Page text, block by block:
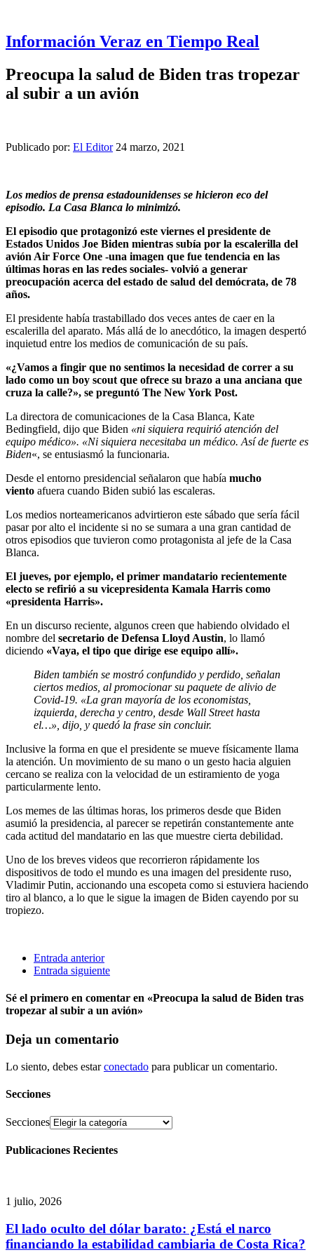
Información Veraz en Tiempo Real
Preocupa la salud de Biden tras tropezar
al subir a un avión
Publicado por: El Editor 24 marzo, 2021
Los medios de prensa estadounidenses se hicieron eco del
episodio. La Casa Blanca lo minimizó.
El episodio que protagonizó este viernes el presidente de
Estados Unidos Joe Biden mientras subía por la escalerilla del
avión Air Force One -una imagen que fue tendencia en las
últimas horas en las redes sociales- volvió a generar
preocupación acerca del estado de salud del demócrata, de 78
años.
El presidente había trastabillado dos veces antes de caer en la
escalerilla del aparato. Más allá de lo anecdótico, la imagen despertó
inquietud entre los medios de comunicación de su país.
«¿Vamos a fingir que no sentimos la necesidad de correr a su
lado como un boy scout que ofrece su brazo a una anciana que
cruza la calle?», se preguntó The New York Post.
La directora de comunicaciones de la Casa Blanca, Kate
Bedingfield, dijo que Biden «ni siquiera requirió atención del
equipo médico». «Ni siquiera necesitaba un médico. Así de fuerte es
Biden«, se entusiasmó la funcionaria.
Desde el entorno presidencial señalaron que había mucho
viento afuera cuando Biden subió las escaleras.
Los medios norteamericanos advirtieron este sábado que sería fácil
pasar por alto el incidente si no se sumara a una gran cantidad de
otros episodios que tuvieron como protagonista al jefe de la Casa
Blanca.
El jueves, por ejemplo, el primer mandatario recientemente
electo se refirió a su vicepresidenta Kamala Harris como
«presidenta Harris».
En un discurso reciente, algunos creen que habiendo olvidado el
nombre del secretario de Defensa Lloyd Austin, lo llamó
diciendo «Vaya, el tipo que dirige ese equipo allí».
Biden también se mostró confundido y perdido, señalan
ciertos medios, al promocionar su paquete de alivio de
Covid-19. «La gran mayoría de los economistas,
izquierda, derecha y centro, desde Wall Street hasta
el…», dijo, y quedó la frase sin concluir.
Inclusive la forma en que el presidente se mueve físicamente llama
la atención. Un movimiento de su mano o un gesto hacia alguien
cercano se realiza con la velocidad de un estiramiento de yoga
particularmente lento.
Los memes de las últimas horas, los primeros desde que Biden
asumió la presidencia, al parecer se repetirán constantemente ante
cada actitud del mandatario en las que muestre cierta debilidad.
Uno de los breves videos que recorrieron rápidamente los
dispositivos de todo el mundo es una imagen del presidente ruso,
Vladimir Putin, accionando una escopeta como si estuviera haciendo
tiro al blanco, a lo que le sigue la imagen de Biden cayendo por su
tropiezo.
Entrada anterior
Entrada siguiente
Sé el primero en comentar en «Preocupa la salud de Biden tras
tropezar al subir a un avión»
Deja un comentario
Lo siento, debes estarconectado para publicar un comentario.
Secciones
Secciones
Publicaciones Recientes
1 julio, 2026
El lado oculto del dólar barato: ¿Está el narco
financiando la estabilidad cambiaria de Costa Rica?